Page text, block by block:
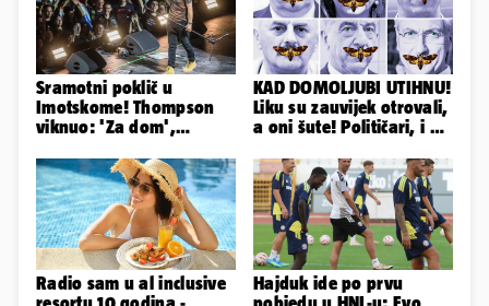
Sramotni poklič u
Imotskome! Thompson
viknuo: 'Za dom',
'Spremni'
KAD DOMOLJUBI UTIHNU!
Liku su zauvijek otrovali,
a oni šute! Političari, i vi
Radio sam u al inclusive
Hajduk ide po prvu